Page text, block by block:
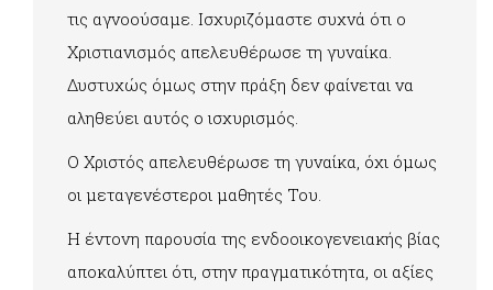
τις αγνοούσαμε. Ισχυριζόμαστε συχνά ότι ο
Χριστιανισμός απελευθέρωσε τη γυναίκα.
Δυστυχώς όμως στην πράξη δεν φαίνεται να
αληθεύει αυτός ο ισχυρισμός.
Ο Χριστός απελευθέρωσε τη γυναίκα, όχι όμως
οι μεταγενέστεροι μαθητές Του.
Η έντονη παρουσία της ενδοοικογενειακής βίας
αποκαλύπτει ότι, στην πραγματικότητα, οι αξίες